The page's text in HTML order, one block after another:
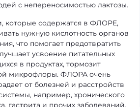
с непереносимостью лактозы.
которые содержатся в ФЛОРЕ,
нужную кислотность органов
что помогает предотвратить
усвоение питательных
в продуктах, тормозит
микрофлоры. ФЛОРА очень
от болезней и расстройств
например, хронического
гастрита и прочих заболеваний.